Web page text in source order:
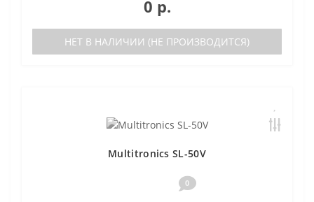
0 р.
НЕТ В НАЛИЧИИ (НЕ ПРОИЗВОДИТСЯ)
Multitronics SL-50V
0